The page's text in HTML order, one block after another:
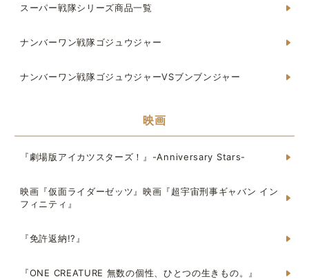
スーパー戦隊シリーズ商品一覧
ナンバーワン戦隊ゴジュウジャー
ナンバーワン戦隊ゴジュウジャーVSブンブンジャー
映画
『劇場版アイカツスターズ！』-Anniversary Stars-
映画『仮面ライダーゼッツ』映画『超宇宙刑事ギャバン イン
フィニティ』
『免許返納!?』
『ONE CREATURE 無数の個性、ひとつの生きもの。』